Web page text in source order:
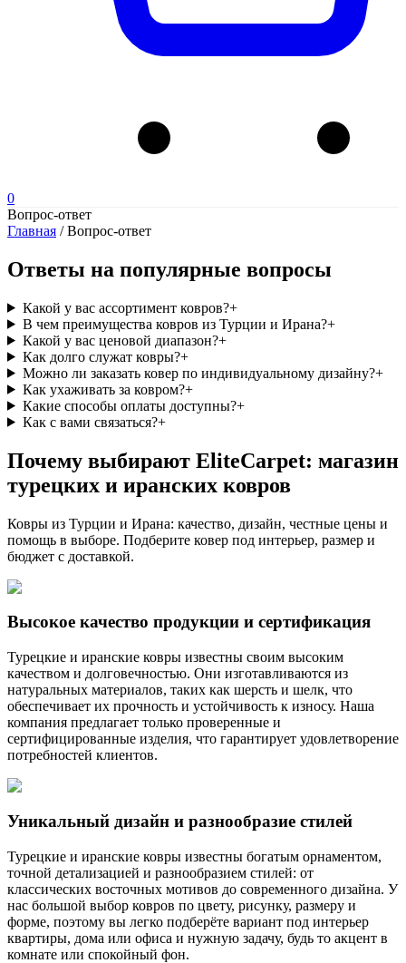
0
Вопрос-ответ
Главная /Вопрос-ответ
Ответы на популярные вопросы
Какой у вас ассортимент ковров?+
В чем преимущества ковров из Турции и Ирана?+
Какой у вас ценовой диапазон?+
Как долго служат ковры?+
Можно ли заказать ковер по индивидуальному дизайну?+
Как ухаживать за ковром?+
Какие способы оплаты доступны?+
Как с вами связаться?+
Почему выбирают EliteCarpet: магазин
турецких и иранских ковров
Ковры из Турции и Ирана: качество, дизайн, честные цены и
помощь в выборе. Подберите ковер под интерьер, размер и
бюджет с доставкой.
Высокое качество продукции и сертификация
Турецкие и иранские ковры известны своим высоким
качеством и долговечностью. Они изготавливаются из
натуральных материалов, таких как шерсть и шелк, что
обеспечивает их прочность и устойчивость к износу. Наша
компания предлагает только проверенные и
сертифицированные изделия, что гарантирует удовлетворение
потребностей клиентов.
Уникальный дизайн и разнообразие стилей
Турецкие и иранские ковры известны богатым орнаментом,
точной детализацией и разнообразием стилей: от
классических восточных мотивов до современного дизайна. У
нас большой выбор ковров по цвету, рисунку, размеру и
форме, поэтому вы легко подберёте вариант под интерьер
квартиры, дома или офиса и нужную задачу, будь то акцент в
комнате или спокойный фон.